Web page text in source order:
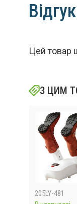
Цей товар
З ЦИМ
205LY-481